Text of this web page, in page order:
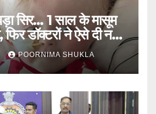
सिर… 1 साल के मासूम
फिर डॉक्टरों ने ऐसे दी नई
POORNIMA SHUKLA